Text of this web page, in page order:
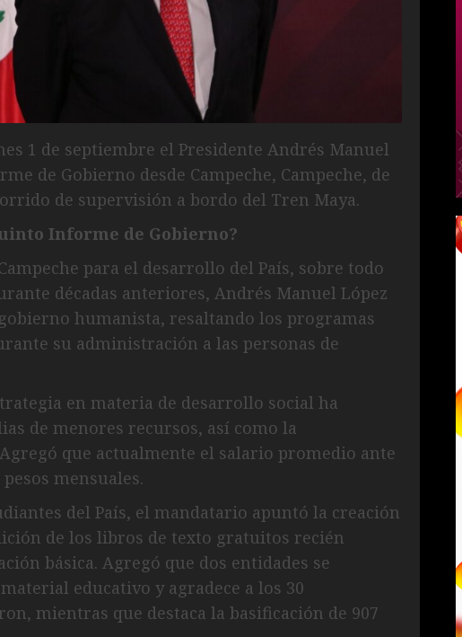
1 de septiembre el Presidente Andrés Manuel
de Gobierno desde Campeche, Campeche, de
de supervisión a bordo del Tren Maya.
Informe de Gobierno?
para el desarrollo del País, sobre todo
décadas anteriores, Andrés Manuel López
humanista, resaltando los programas
su administración a las personas de
en materia de desarrollo social ha
de menores recursos, así como la
que actualmente el salario promedio ante
mensuales.
del País, el mandatario apuntó la creación
de los libros de texto gratuitos recién
básica. Agregó que dos entidades se
educativo y agradece a los 30
mientras que destaca la basificación de 907